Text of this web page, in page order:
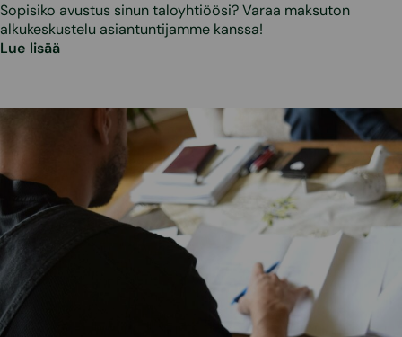
Sopisiko avustus sinun taloyhtiöösi? Varaa maksuton
alkukeskustelu asiantuntijamme kanssa!
Lue lisää